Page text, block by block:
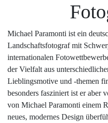
Michael Paramonti ist ein
Landschaftsfotograf mit
internationalen
der Vielfalt aus
Lieblingsmotive und -themen
besonders fasziniert ist er aber
von Michael Paramonti einem
neues, modernes Design